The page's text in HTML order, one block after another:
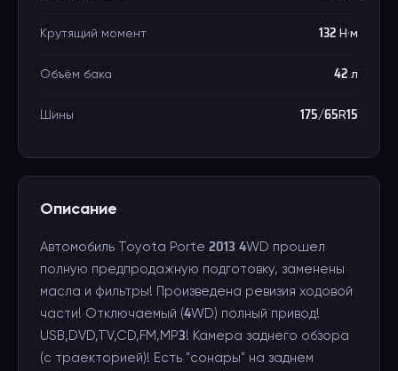
Крутящий момент 132 Н·м
Объём бака 42 л
Шины 175/65R15
Описание
Автомобиль Toyota Porte 2013 4WD прошел
полную предпродажную подготовку, заменены
масла и фильтры! Произведена ревизия ходовой
части! Отключаемый (4WD) полный привод!
USB,DVD,TV,CD,FM,MP3! Камера заднего обзора
(с траекторией)! Есть "сонары" на заднем